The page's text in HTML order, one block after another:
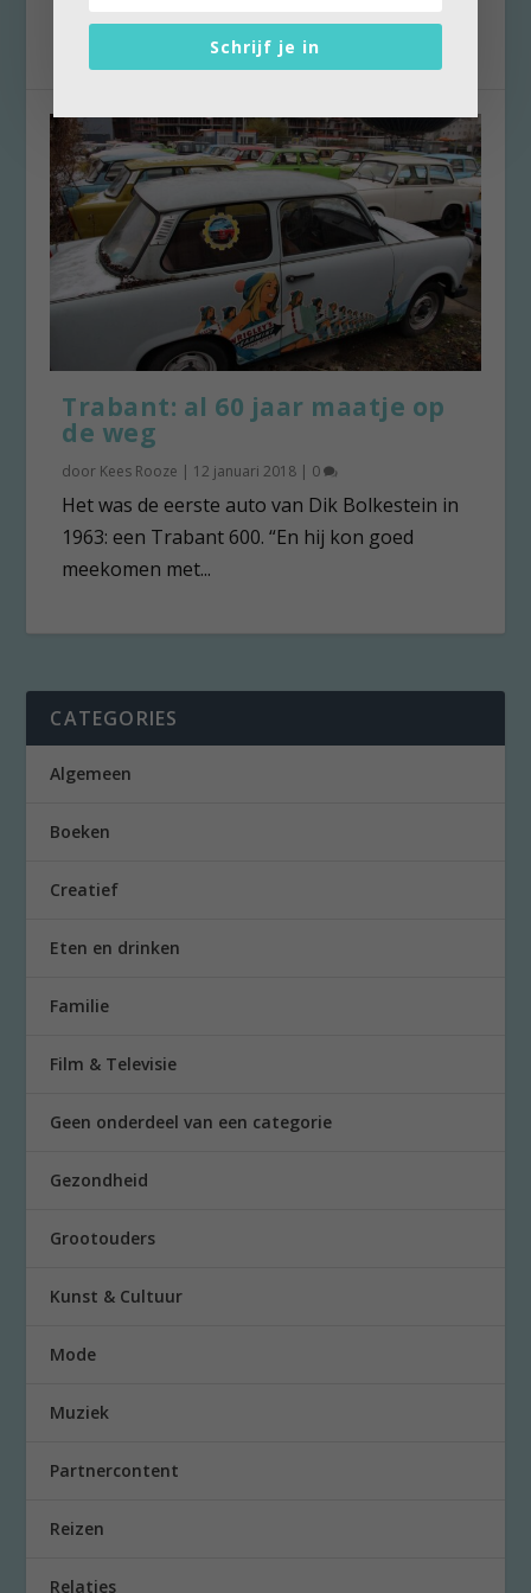
Maar...
Trabant: al 60 jaar maatje op
de weg
door Kees Rooze | 12 januari 2018 | 0
Het was de eerste auto van Dik Bolkestein in
1963: een Trabant 600. “En hij kon goed
meekomen met...
CATEGORIES
Algemeen
Boeken
Creatief
Eten en drinken
Familie
Film & Televisie
Geen onderdeel van een categorie
Gezondheid
Grootouders
Kunst & Cultuur
Mode
Muziek
Partnercontent
Reizen
Relaties
Schrijf je in